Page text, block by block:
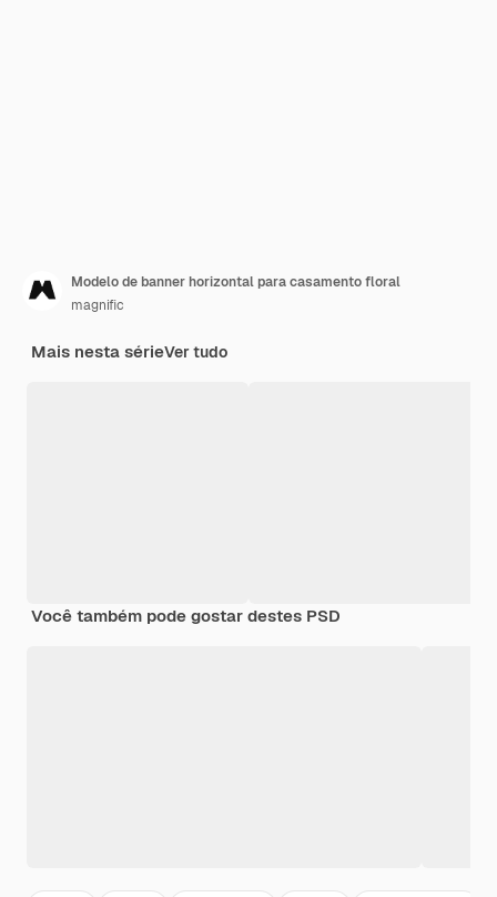
Modelo de banner horizontal para casamento floral
magnific
Mais nesta sérieVer tudo
Você também pode gostar destes PSD